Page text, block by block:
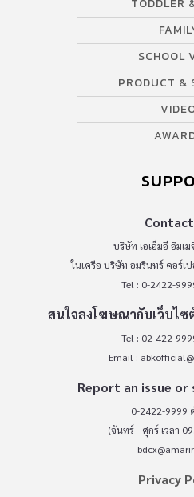
SCHOOL
PRODUCT &
Contact
บริษัท เอเอ็มอี อิมเ
ในเครือ บริษัท อมรินทร์ คอร์เ
Tel : 0-2422-
สนใจลงโฆษณากับเว็บไซ
Tel : 02-422-
Email :
Report an issue or
0-2422-9999
(จันทร์ - ศุกร์ เวลา
Privacy